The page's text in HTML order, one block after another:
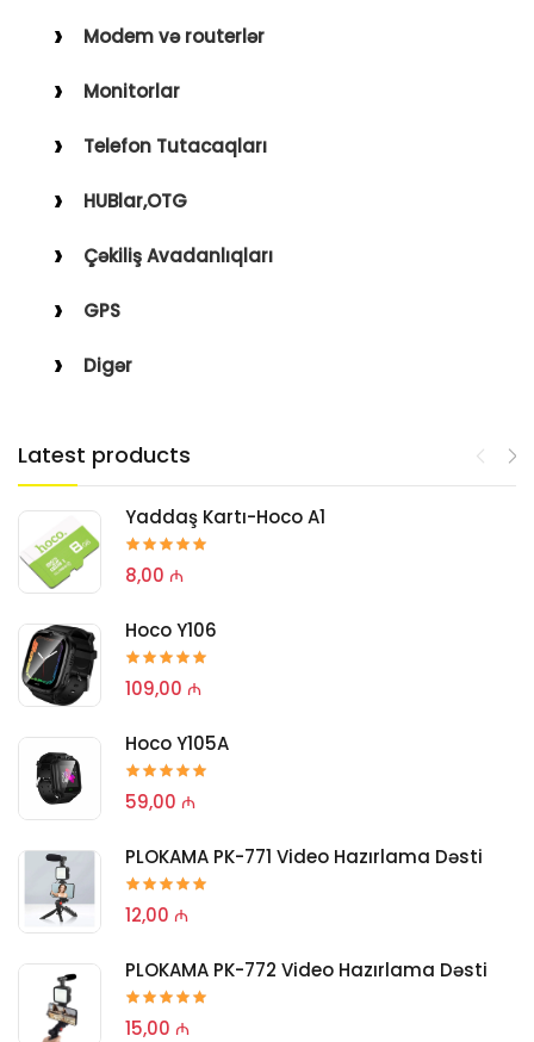
Modem və routerlər
Monitorlar
Telefon Tutacaqları
HUBlar,OTG
Çəkiliş Avadanlıqları
GPS
Digər
Latest products
Yaddaş Kartı-Hoco A1
8,00 ₼
Hoco Y106
109,00 ₼
Hoco Y105A
59,00 ₼
PLOKAMA PK-771 Video Hazırlama Dəsti
12,00 ₼
PLOKAMA PK-772 Video Hazırlama Dəsti
15,00 ₼